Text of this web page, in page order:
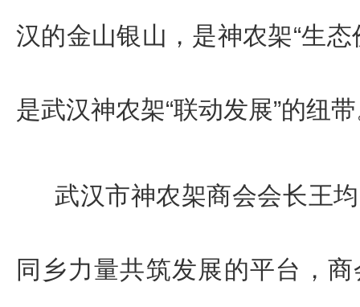
汉的金山银山，是神农架“生
是武汉神农架“联动发展”的纽
武汉市神农架商会会长王
同乡力量共筑发展的平台，